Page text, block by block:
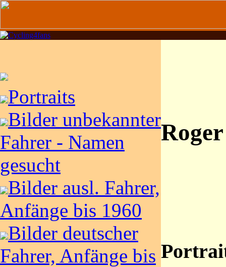
Portraits
Bilder unbekannter
Fahrer - Namen
gesucht
Bilder ausl. Fahrer,
Anfänge bis 1960
Bilder deutscher
Fahrer, Anfänge bis